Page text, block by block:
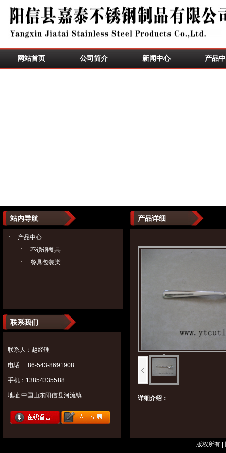
网站首页 公司简介 新闻中心 产品
产品详细
详细介绍：
站内导航
产品中心
不锈钢餐具
餐具包装类
联系我们
联系人：赵经理
电话: :+86-543-8691908
手机：13854335588
地址:中国山东阳信县河流镇
版权所有 |